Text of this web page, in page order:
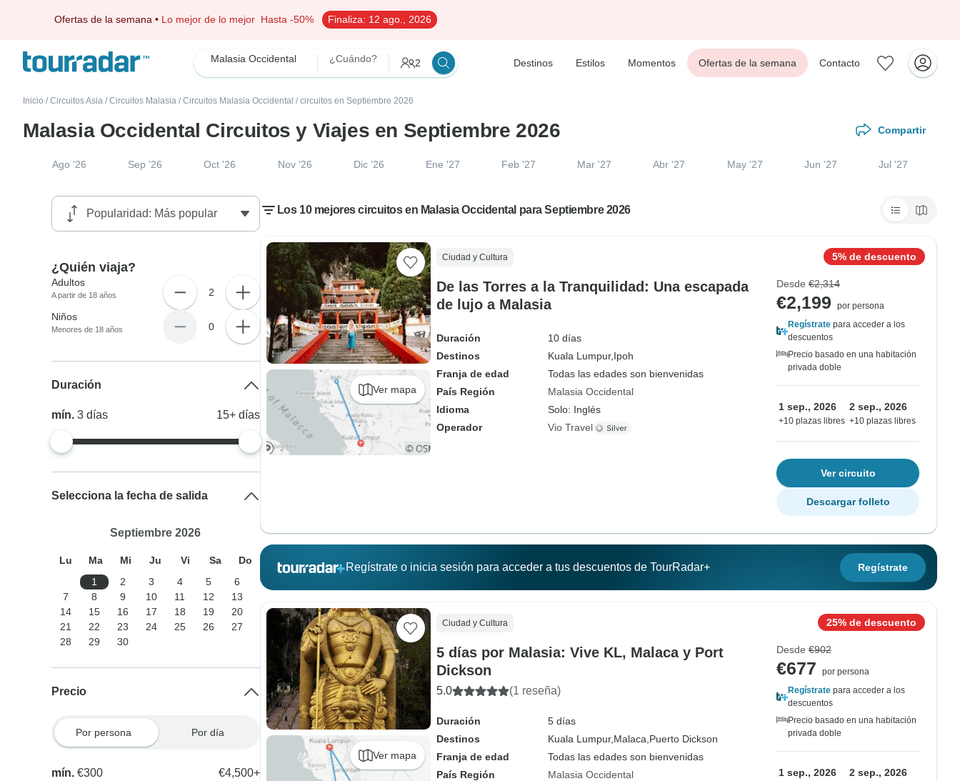
Ofertas de la semana • Lo mejor de lo mejor Hasta -50% Finaliza: 12 ago., 2026
Malasia Occidental ¿Cuándo? 2 Destinos Estilos Momentos Ofertas de la semana Contacto
Inicio / Circuitos Asia / Circuitos Malasia / Circuitos Malasia Occidental / circuitos en Septiembre 2026
Malasia Occidental Circuitos y Viajes en Septiembre 2026 Compartir
Ago '26 Sep '26 Oct '26 Nov '26 Dic '26 Ene '27 Feb '27 Mar '27 Abr '27 May '27 Jun '27 Jul '27
Los 10 mejores circuitos en Malasia Occidental para Septiembre 2026
Ver mapa
Ciudad y Cultura
De las Torres a la Tranquilidad: Una escapada
de lujo a Malasia
Duración
10 días
Destinos
Kuala Lumpur, Ipoh
Franja de edad
Todas las edades son bienvenidas
País Región
Malasia Occidental
Idioma
Solo: Inglés
Operador
Vio Travel
5% de descuento
Desde €2,314
€2,199
por persona
Regístrate para acceder a los
descuentos
Precio basado en una habitación
privada doble
1 sep., 2026
+10 plazas libres
2 sep., 2026
+10 plazas libres
Ver circuito
Descargar folleto
Regístrate o inicia sesión para acceder a tus descuentos de TourRadar+ Regístrate
Ver mapa
Ciudad y Cultura
5 días por Malasia: Vive KL, Malaca y Port
Dickson
5.0 (1 reseña)
Duración
5 días
Destinos
Kuala Lumpur, Malaca, Puerto Dickson
Franja de edad
Todas las edades son bienvenidas
País Región
Malasia Occidental
25% de descuento
Desde €902
€677
por persona
Regístrate para acceder a los
descuentos
Precio basado en una habitación
privada doble
1 sep., 2026 2 sep., 2026
¿Quién viaja?
Adultos
A partir de 18 años 2
Niños
Menores de 18 años 0
Duración
mín.3días 15+ días
Selecciona la fecha de salida
Septiembre 2026
Lu Ma Mi Ju Vi Sa
Do
1
2 3 4 5
6
7
8 9 10 11 12
13
14
15 16 17 18 19
20
21
22 23 24 25 26
27
28
29 30
Precio
Por persona Por día
mín.€300 €4,500+